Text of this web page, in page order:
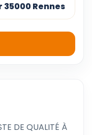
35000 Rennes
DE QUALITÉ À